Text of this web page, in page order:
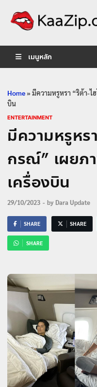
เมนูหลัก
Home»มีความหรูหรา “ริต้า-ไ
บิน
ENTERTAINMENT
มีความหรูหร
กรณ์” เผยภ
เครื่องบิน
29/10/2023 - by Dara Update
SHARE SHARE
SHARE